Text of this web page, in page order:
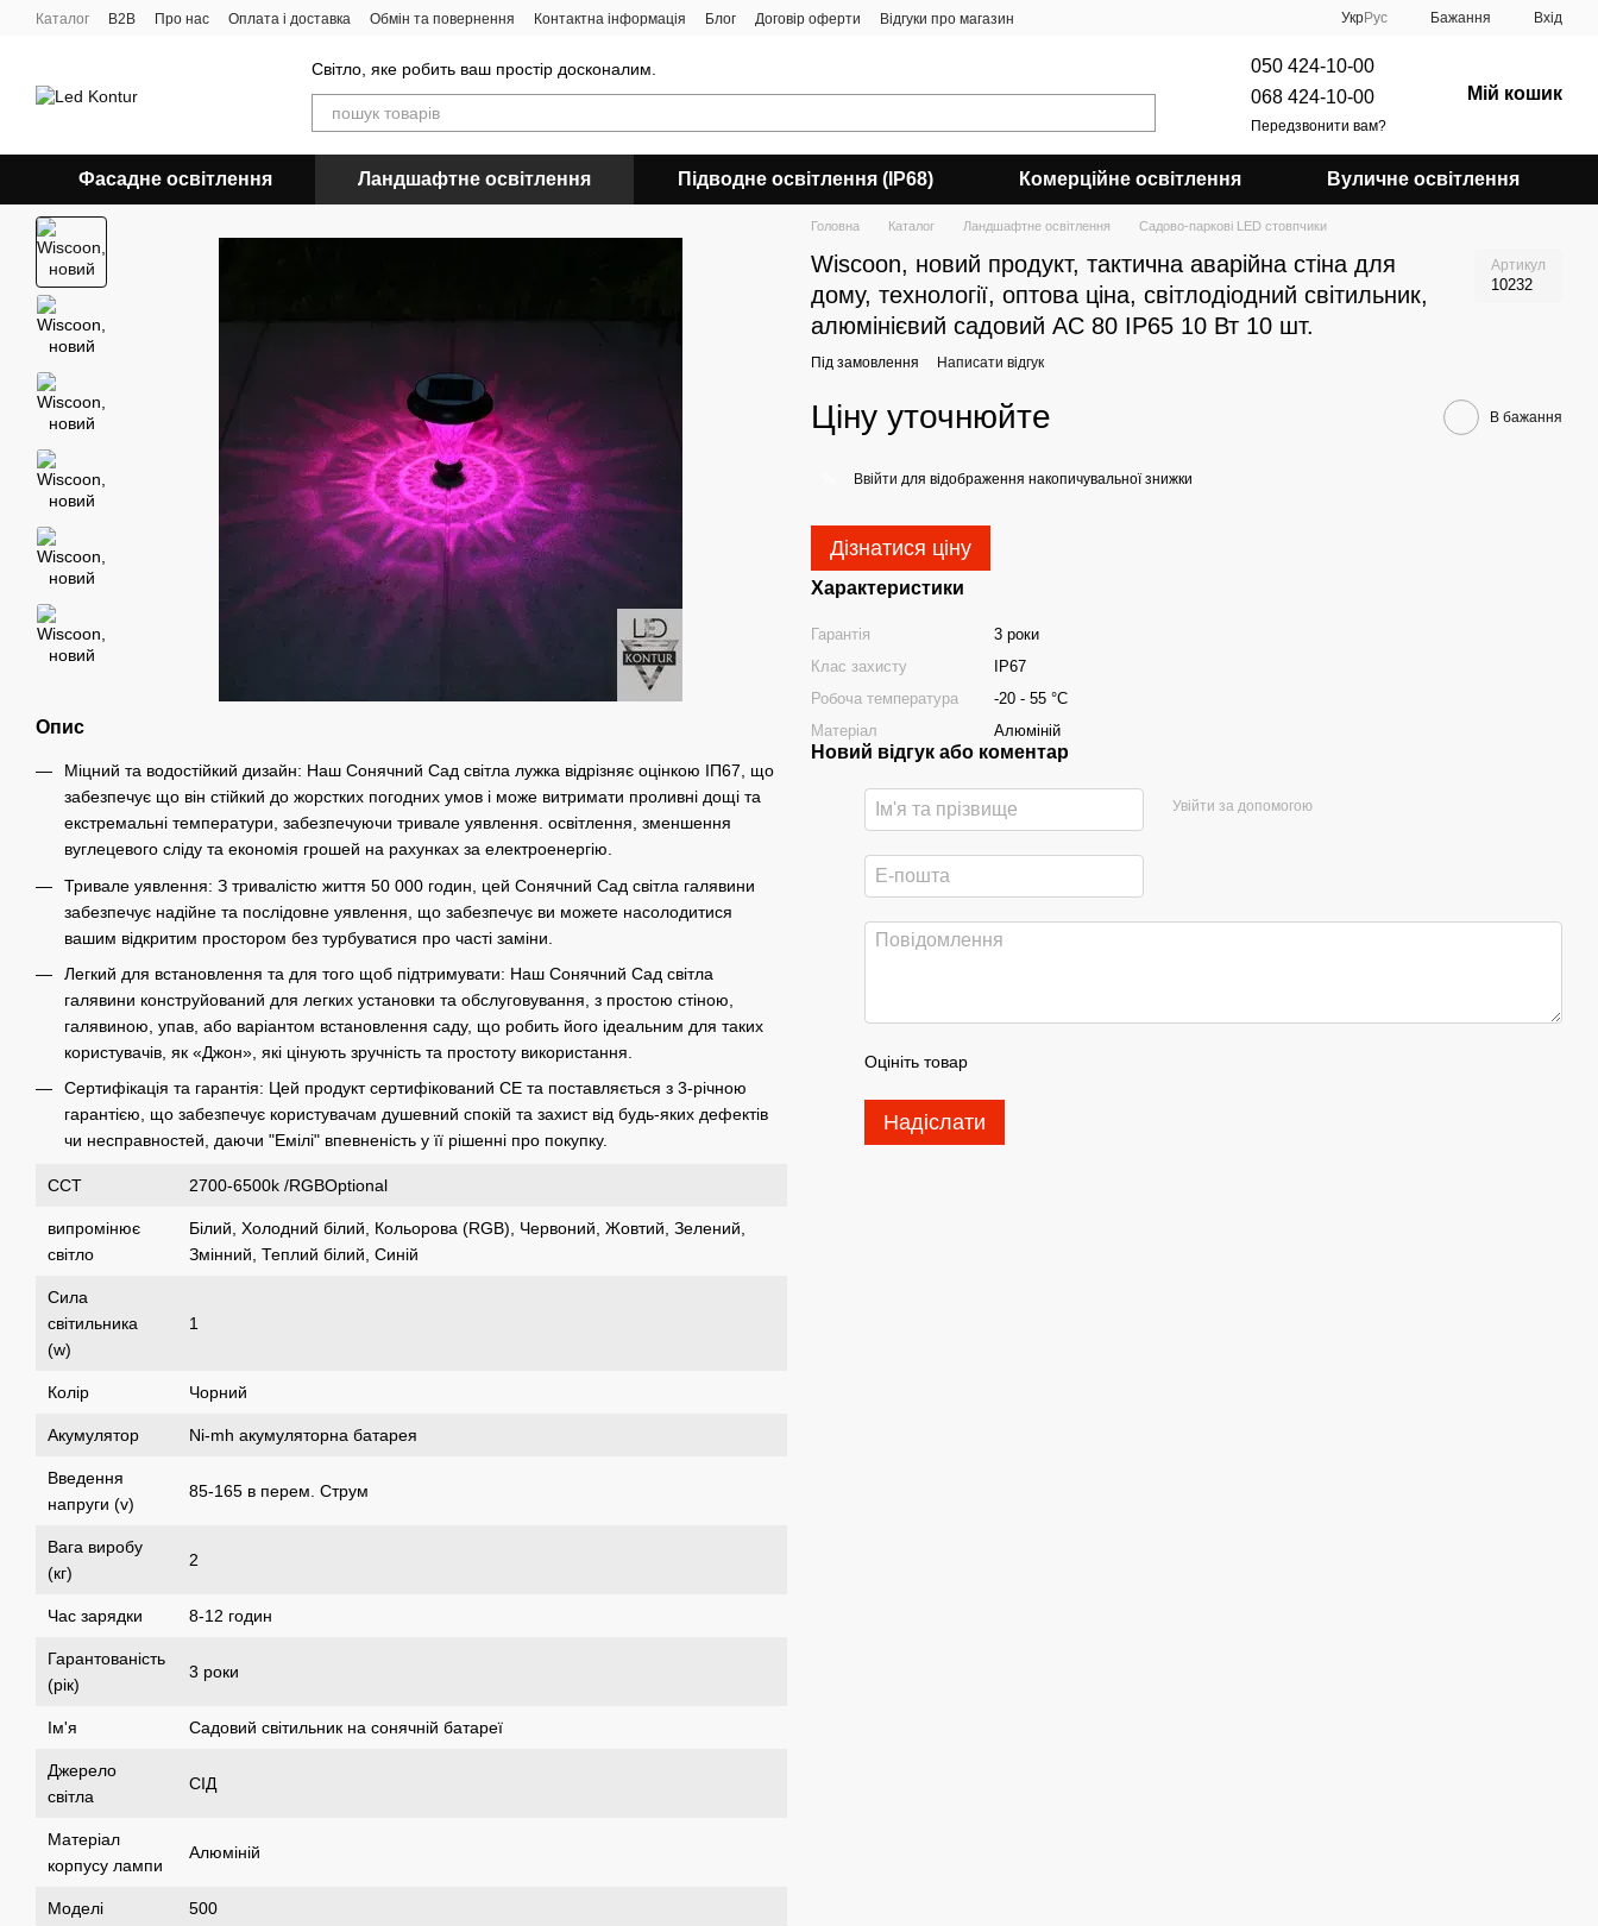
Перейти до основного контенту
Каталог B2B Про нас Оплата і доставка Обмін та повернення Контактна інформація Блог Договір оферти Відгуки про магазин УкрРус Бажання Вхід
Світло, яке робить ваш простір досконалим.
050 424-10-00
068 424-10-00
Передзвонити вам?
Мій кошик
Фасадне освітлення Ландшафтне освітлення Підводне освітлення (IP68) Комерційне освітлення Вуличне освітлення
Опис
Міцний та водостійкий дизайн: Наш Сонячний Сад світла лужка відрізняє оцінкою ІП67, що
забезпечує що він стійкий до жорстких погодних умов і може витримати проливні дощі та
екстремальні температури, забезпечуючи тривале уявлення. освітлення, зменшення
вуглецевого сліду та економія грошей на рахунках за електроенергію.
Тривале уявлення: З тривалістю життя 50 000 годин, цей Сонячний Сад світла галявини
забезпечує надійне та послідовне уявлення, що забезпечує ви можете насолодитися
вашим відкритим простором без турбуватися про часті заміни.
Легкий для встановлення та для того щоб підтримувати: Наш Сонячний Сад світла
галявини конструйований для легких установки та обслуговування, з простою стіною,
галявиною, упав, або варіантом встановлення саду, що робить його ідеальним для таких
користувачів, як «Джон», які цінують зручність та простоту використання.
Сертифікація та гарантія: Цей продукт сертифікований CE та поставляється з 3-річною
гарантією, що забезпечує користувачам душевний спокій та захист від будь-яких дефектів
чи несправностей, даючи "Емілі" впевненість у її рішенні про покупку.
CCT 2700-6500k /RGBOptional
випромінює
світло
Білий, Холодний білий, Кольорова (RGB), Червоний, Жовтий, Зелений,
Змінний, Теплий білий, Синій
Сила
світильника
(w)
1
Колір Чорний
Акумулятор Ni-mh акумуляторна батарея
Введення
напруги (v)
85-165 в перем. Струм
Вага виробу
(кг)
2
Час зарядки 8-12 годин
Гарантованість
(рік)
3 роки
Ім'я Садовий світильник на сонячній батареї
Джерело
світла
СІД
Матеріал
корпусу лампи
Алюміній
Моделі 500
Головна Каталог Ландшафтне освітлення Садово-паркові LED стовпчики
Wiscoon, новий продукт, тактична аварійна стіна для
дому, технології, оптова ціна, світлодіодний світильник,
алюмінієвий садовий AC 80 IP65 10 Вт 10 шт.
Артикул
10232
Під замовлення Написати відгук
Ціну уточнюйте В бажання
Ввійти для відображення накопичувальної знижки
Дізнатися ціну
Характеристики
Гарантія
3 роки
Клас захисту
IP67
Робоча температура
-20 - 55 °С
Матеріал
Алюміній
Новий відгук або коментар
Увійти за допомогою
Оцініть товар
Надіслати